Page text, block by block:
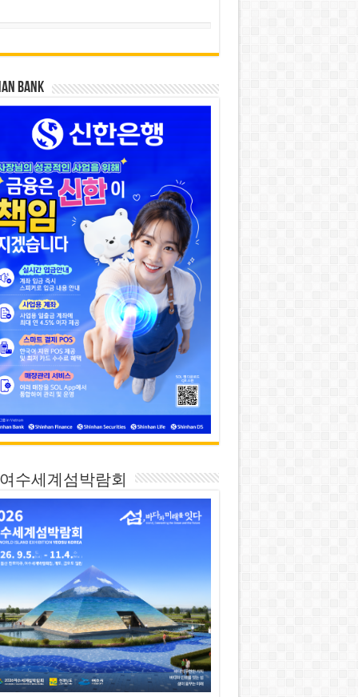
BANK
여수세계섬박람회